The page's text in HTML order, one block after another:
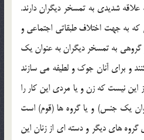
شديدي به تمسخر ديگران دارند.
به جهت اختلاف طبقاتي اجتماعي و
به تمسخر ديگران به عنوان يك
و براي آنان جوك و لطيفه مي سازند
اين نيست كه زن و يا مردي اين كار را
يك جنس) و يا گروه ها (قوم) است
گروه هاي ديگر و دسته اي از زنان اين